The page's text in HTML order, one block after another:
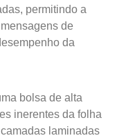
permitindo a
de
da
bolsa de alta
inerentes da folha
laminadas